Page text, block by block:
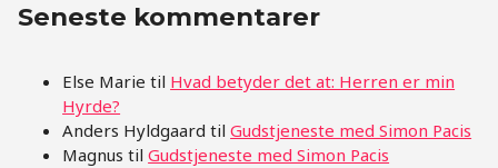
Seneste kommentarer
Else Marie til Hvad betyder det at: Herren er min
Hyrde?
Anders Hyldgaard tilGudstjeneste med Simon Pacis
Magnus tilGudstjeneste med Simon Pacis